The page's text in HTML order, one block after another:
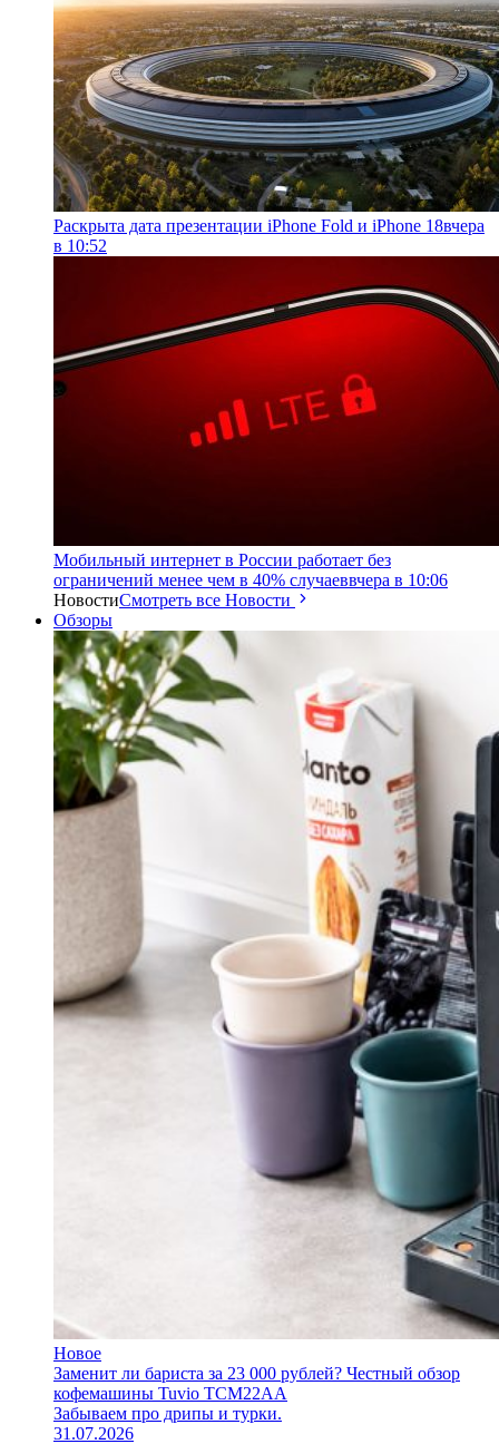
Раскрыта дата презентации iPhone Fold и iPhone 18вчера
в 10:52
Мобильный интернет в России работает без
ограничений менее чем в 40% случаеввчера в 10:06
НовостиСмотреть все Новости
Обзоры
Новое
Заменит ли бариста за 23 000 рублей? Честный обзор
кофемашины Tuvio TCM22AA
Забываем про дрипы и турки.
31.07.2026